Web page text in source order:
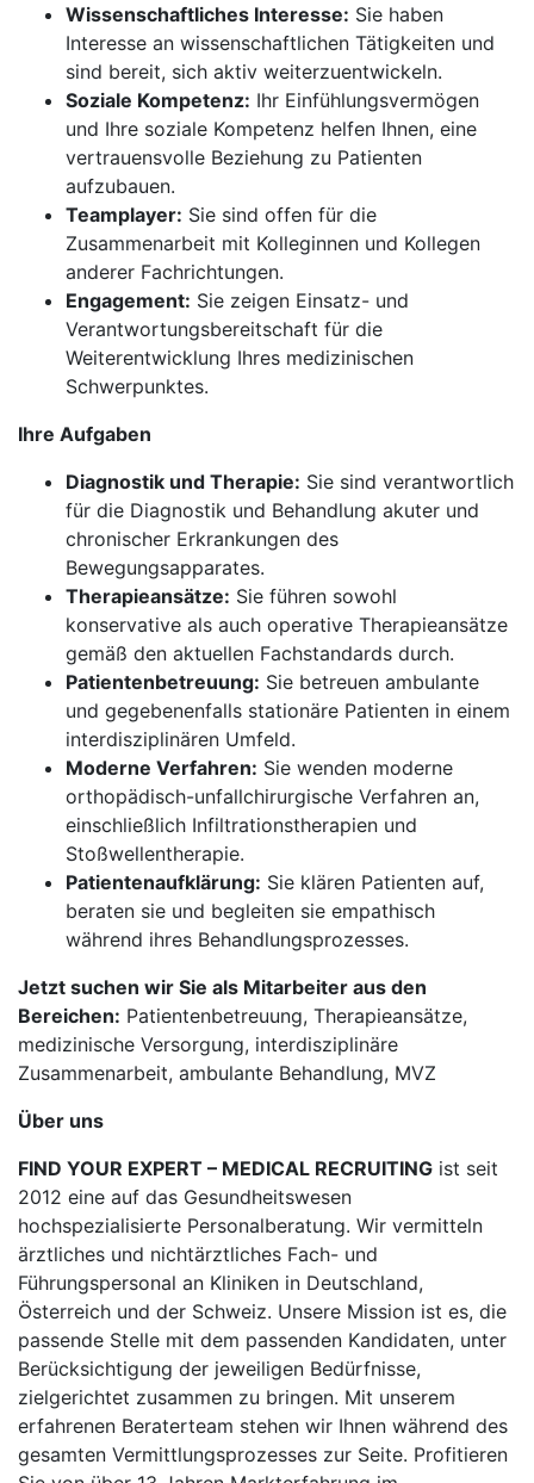
Wissenschaftliches Interesse: Sie haben
Interesse an wissenschaftlichen Tätigkeiten und
sind bereit, sich aktiv weiterzuentwickeln.
Soziale Kompetenz: Ihr Einfühlungsvermögen
und Ihre soziale Kompetenz helfen Ihnen, eine
vertrauensvolle Beziehung zu Patienten
aufzubauen.
Teamplayer: Sie sind offen für die
Zusammenarbeit mit Kolleginnen und Kollegen
anderer Fachrichtungen.
Engagement: Sie zeigen Einsatz- und
Verantwortungsbereitschaft für die
Weiterentwicklung Ihres medizinischen
Schwerpunktes.
Ihre Aufgaben
Diagnostik und Therapie: Sie sind verantwortlich
für die Diagnostik und Behandlung akuter und
chronischer Erkrankungen des
Bewegungsapparates.
Therapieansätze: Sie führen sowohl
konservative als auch operative Therapieansätze
gemäß den aktuellen Fachstandards durch.
Patientenbetreuung: Sie betreuen ambulante
und gegebenenfalls stationäre Patienten in einem
interdisziplinären Umfeld.
Moderne Verfahren: Sie wenden moderne
orthopädisch-unfallchirurgische Verfahren an,
einschließlich Infiltrationstherapien und
Stoßwellentherapie.
Patientenaufklärung: Sie klären Patienten auf,
beraten sie und begleiten sie empathisch
während ihres Behandlungsprozesses.
Jetzt suchen wir Sie als Mitarbeiter aus den
Bereichen: Patientenbetreuung, Therapieansätze,
medizinische Versorgung, interdisziplinäre
Zusammenarbeit, ambulante Behandlung, MVZ
Über uns
FIND YOUR EXPERT – MEDICAL RECRUITING ist seit
2012 eine auf das Gesundheitswesen
hochspezialisierte Personalberatung. Wir vermitteln
ärztliches und nichtärztliches Fach- und
Führungspersonal an Kliniken in Deutschland,
Österreich und der Schweiz. Unsere Mission ist es, die
passende Stelle mit dem passenden Kandidaten, unter
Berücksichtigung der jeweiligen Bedürfnisse,
zielgerichtet zusammen zu bringen. Mit unserem
erfahrenen Beraterteam stehen wir Ihnen während des
gesamten Vermittlungsprozesses zur Seite. Profitieren